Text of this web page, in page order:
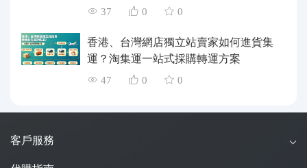
37 0 0
香港、台灣網店獨立站賣家如何進貨集
運？淘集運一站式採購轉運方案
47 0 0
客戶服務